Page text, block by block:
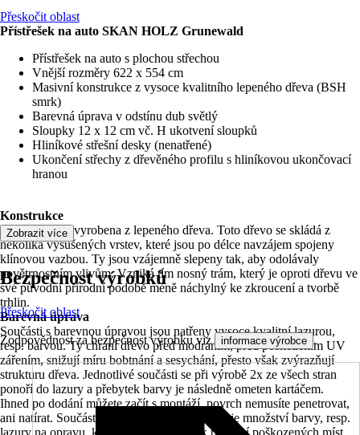
Přeskočit oblast
Přístřešek na auto SKAN HOLZ Grunewald
Přístřešek na auto s plochou střechou
Vnější rozměry 622 x 554 cm
Masivní konstrukce z vysoce kvalitního lepeného dřeva (BSH
smrk)
Barevná úprava v odstínu dub světlý
Sloupky 12 x 12 cm vč. H ukotvení sloupků
Hliníkové střešní desky (nenatřené)
Ukončení střechy z dřevěného profilu s hliníkovou ukončovací
hranou
Konstrukce
Konstrukce je vyrobena z lepeného dřeva. Toto dřevo se skládá z
několika vysušených vrstev, které jsou po délce navzájem spojeny
klínovou vazbou. Ty jsou vzájemně slepeny tak, aby odolávaly
povětrnostním vlivům. Vzniká tím nosný trám, který je oproti dřevu ve
své původní přírodní podobě méně náchylný ke zkroucení a tvorbě
trhlin.
Barevná úprava
Součásti s barevnou úpravou jsou natřeny vysoce kvalitní lazurou,
resp. barvou. Ty chrání dřevo před modráním, před poškozením UV
zářením, snižují míru bobtnání a sesychání, přesto však zvýrazňují
strukturu dřeva. Jednotlivé součásti se při výrobě 2x ze všech stran
ponoří do lazury a přebytek barvy je následně ometen kartáčem.
Ihned po dodání můžete začít s montáží, povrch nemusíte penetrovat,
ani natírat. Součástí každé stavebnicové sady je množství barvy, resp.
lazury na opravu, kterou můžete použít k přetření poškozených míst,
Zobrazit více
Bezpečnost výrobků
Přeskočit oblast
Zodpovědnost za bezpečnost výrobku viz informace výrobce .